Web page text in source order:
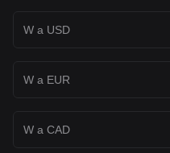
W a USD
W a EUR
W a CAD